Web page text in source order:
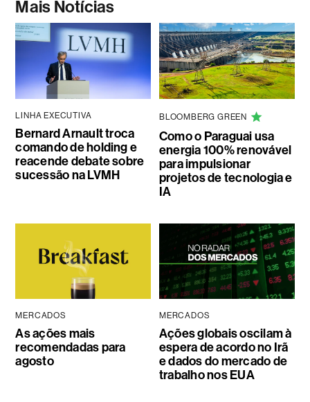
Mais Notícias
LINHA EXECUTIVA
Bernard Arnault troca
comando de holding e
reacende debate sobre
sucessão na LVMH
BLOOMBERG GREEN
Como o Paraguai usa
energia 100% renovável
para impulsionar
projetos de tecnologia e
IA
MERCADOS
As ações mais
recomendadas para
agosto
MERCADOS
Ações globais oscilam à
espera de acordo no Irã
e dados do mercado de
trabalho nos EUA